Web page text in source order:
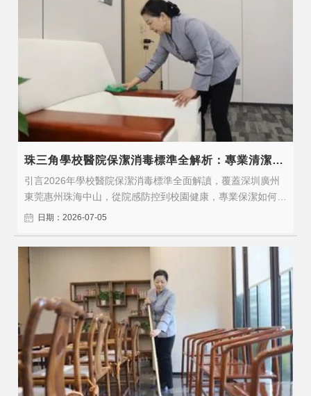
珠三角學校醫院保潔消毒標準全解析：專業清潔守護健康安全
引言2026年學校醫院保潔消毒標準全面解讀，覆蓋深圳廣州
東莞惠州珠海中山，從院感防控到校園健康，專業保潔如何守
護師生患者的健康安全。2026年，隨著行業標準的持續升級
的保潔服務商比以往任何時候都更加重要。一、服務標準與核
心價值醫院保潔、學校保潔、..
日期：2026-07-05